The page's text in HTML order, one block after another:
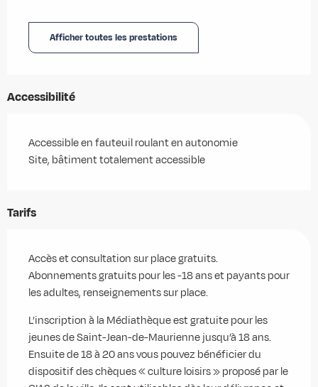
Afficher toutes les prestations
Accessibilité
Accessible en fauteuil roulant en autonomie
Site, bâtiment totalement accessible
Tarifs
Accès et consultation sur place gratuits.
Abonnements gratuits pour les -18 ans et payants pour
les adultes, renseignements sur place.
L’inscription à la Médiathèque est gratuite pour les
jeunes de Saint-Jean-de-Maurienne jusqu’à 18 ans.
Ensuite de 18 à 20 ans vous pouvez bénéficier du
dispositif des chèques « culture loisirs » proposé par le